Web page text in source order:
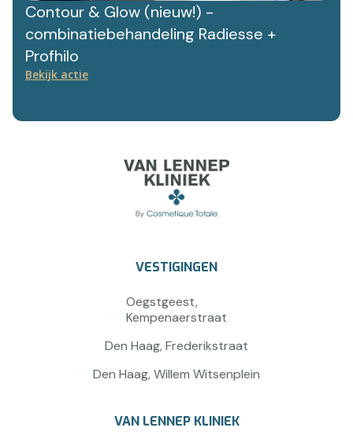
Contour & Glow (nieuw!) -
combinatiebehandeling Radiesse +
Profhilo
Bekijk actie
VESTIGINGEN
Oegstgeest,
Kempenaerstraat
Den Haag, Frederikstraat
Den Haag, Willem Witsenplein
VAN LENNEP KLINIEK